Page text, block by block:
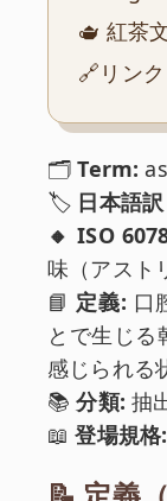
🫖 紅茶
🔗リンク
🗂️Term:
🏷️ 日本語
🔸 ISO
味（アスト
📘 定義: 口
とで生じる
感じられる
📚分類:抽
📖 登場規格: